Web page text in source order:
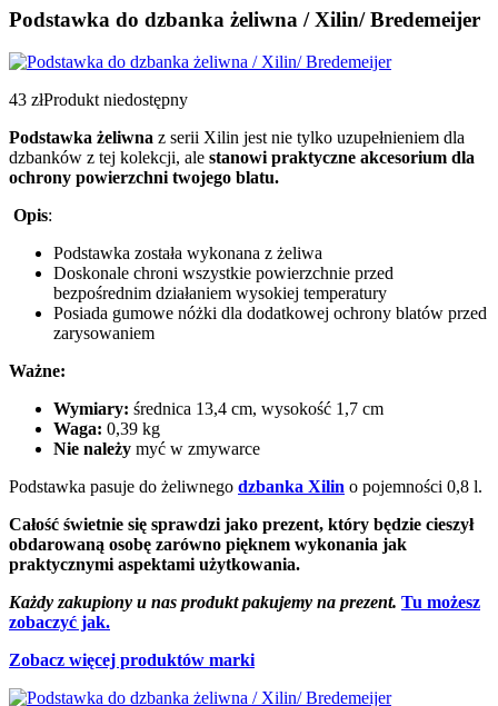
Podstawka do dzbanka żeliwna / Xilin/ Bredemeijer
43 złProdukt niedostępny
Podstawka żeliwna z serii Xilin jest nie tylko uzupełnieniem dla
dzbanków z tej kolekcji, ale stanowi praktyczne akcesorium dla
ochrony powierzchni twojego blatu.
Opis:
Podstawka została wykonana z żeliwa
Doskonale chroni wszystkie powierzchnie przed
bezpośrednim działaniem wysokiej temperatury
Posiada gumowe nóżki dla dodatkowej ochrony blatów przed
zarysowaniem
Ważne:
Wymiary: średnica 13,4 cm, wysokość 1,7 cm
Waga: 0,39 kg
Nie należy myć w zmywarce
Podstawka pasuje do żeliwnego dzbanka Xilin o pojemności 0,8 l.
Całość świetnie się sprawdzi jako prezent, który będzie cieszył
obdarowaną osobę zarówno pięknem wykonania jak
praktycznymi aspektami użytkowania.
Każdy zakupiony u nas produkt pakujemy na prezent. Tu możesz
zobaczyć jak.
Zobacz więcej produktów marki